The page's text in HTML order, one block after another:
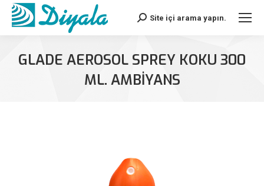
Search:Site içi arama yapın.
GLADE AEROSOL SPREY KOKU 300
ML. AMBIYANS